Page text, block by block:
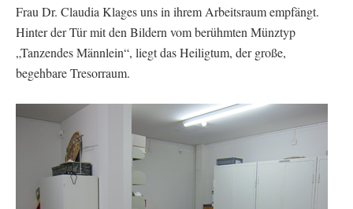
Frau Dr. Claudia Klages uns in ihrem Arbeitsraum empfängt.
Hinter der Tür mit den Bildern vom berühmten Münztyp
„Tanzendes Männlein“, liegt das Heiligtum, der große,
begehbare Tresorraum.